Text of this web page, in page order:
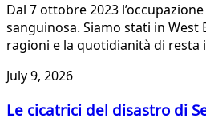
Dal 7 ottobre 2023
sanguinosa. Siamo stati in West
ragioni e la quotidianità di resta
July 9, 2026
Le cicatrici del disastro di